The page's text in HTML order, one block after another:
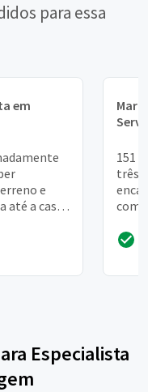
para essa
em
e
até a casa
151
três
Especialista